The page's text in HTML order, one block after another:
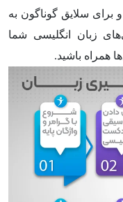
برای سلایق گوناگون به
زبان انگلیسی شما
همراه باشید.